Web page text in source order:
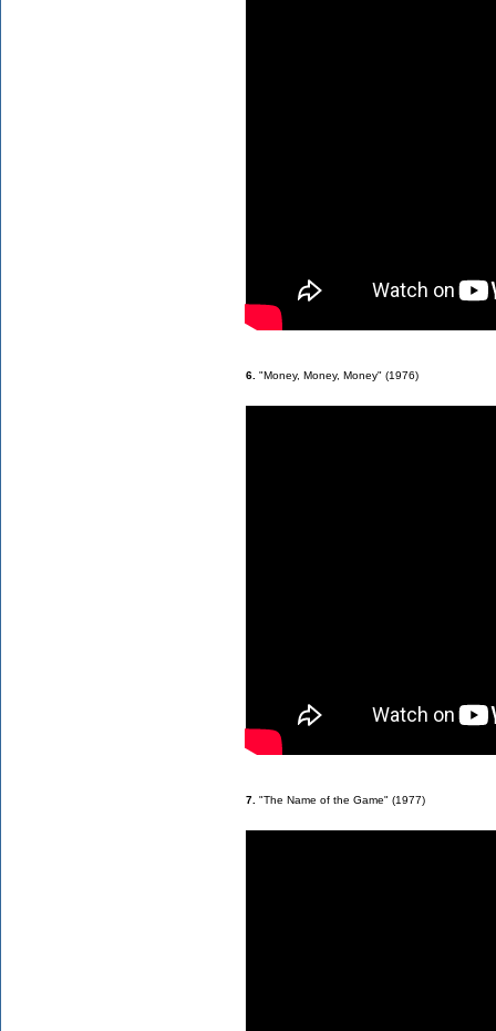
6. "Money, Money, Money" (1976)
7. "The Name of the Game" (1977)